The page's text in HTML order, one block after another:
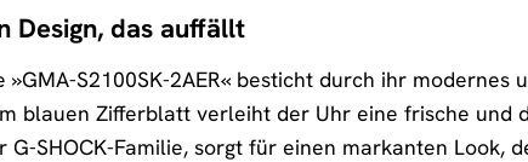
Design, das auffällt
»GMA-S2100SK-2AER« besticht durch ihr
blauen Zifferblatt verleiht der Uhr eine frische und
G-SHOCK-Familie, sorgt für einen markanten Look,